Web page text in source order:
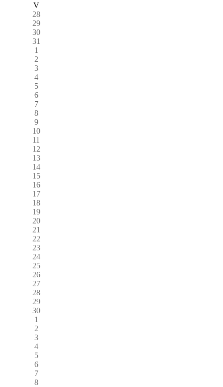
V
28
29
30
31
1
2
3
4
5
6
7
8
9
10
11
12
13
14
15
16
17
18
19
20
21
22
23
24
25
26
27
28
29
30
1
2
3
4
5
6
7
8